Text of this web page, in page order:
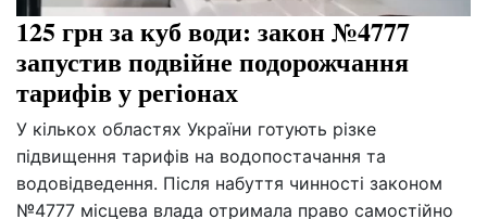
125 грн за куб води: закон №4777
запустив подвійне подорожчання
тарифів у регіонах
У кількох областях України готують різке
підвищення тарифів на водопостачання та
водовідведення. Після набуття чинності законом
№4777 місцева влада отримала право самостійно